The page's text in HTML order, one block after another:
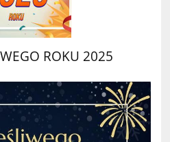
ROKU 2025